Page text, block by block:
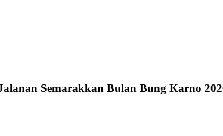
Semarakkan Bulan Bung Karno